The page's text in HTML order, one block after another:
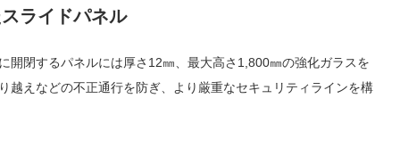
ライドパネル
開閉するパネルには厚さ12㎜、最大高さ1,800㎜の強化ガラスを
越えなどの不正通行を防ぎ、より厳重なセキュリティラインを構